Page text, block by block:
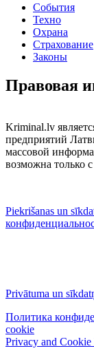
События
Техно
Охрана
Страхование
Законы
Правовая
Kriminal.lv
предприятий
массовой
возможна только
Piekrišanas un
Privātuma un
Политика
cookie
Privacy and